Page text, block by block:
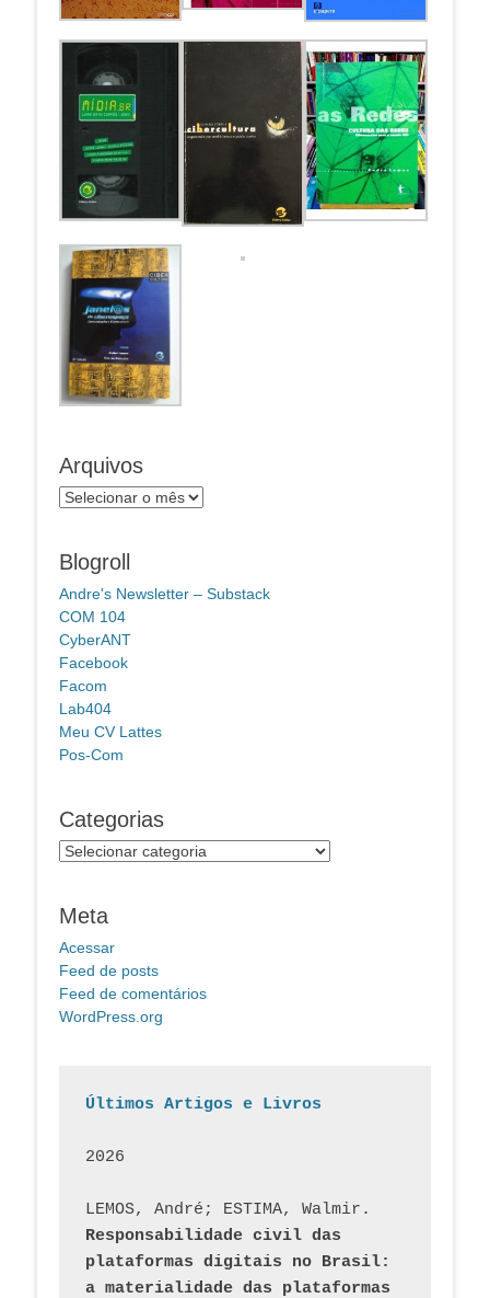
Arquivos
Arquivos
Blogroll
Andre's Newsletter – Substack
COM 104
CyberANT
Facebook
Facom
Lab404
Meu CV Lattes
Pos-Com
Categorias
Categorias
Meta
Acessar
Feed de posts
Feed de comentários
WordPress.org
Últimos Artigos e Livros
2026
Responsabilidade civil das
plataformas digitais no Brasil:
a materialidade das plataformas